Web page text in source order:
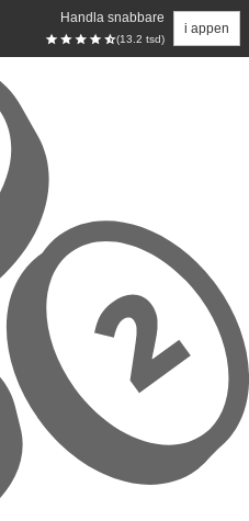
Handla snabbare
(13.2 tsd)
i appen